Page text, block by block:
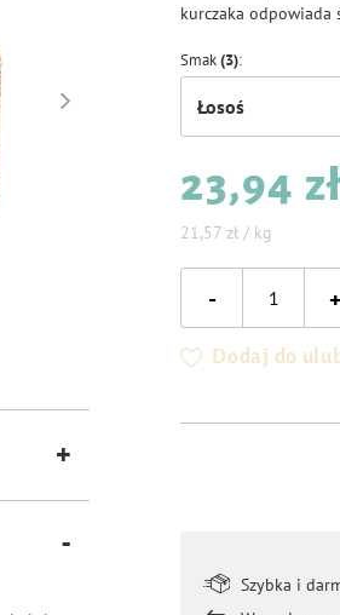
kurczaka odpowiada
Smak(3)
Łosoś
23,94
21,57 zł / kg
-
Dodaj do
Szybka i